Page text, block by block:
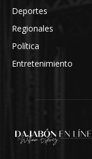
Deportes
Regionales
Política
Entretenimiento